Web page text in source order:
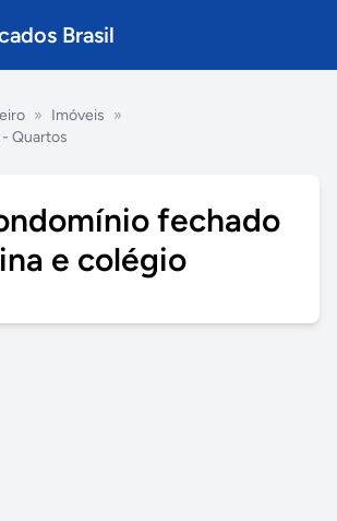
Brasil
» Imóveis »
Quartos
fechado
e colégio